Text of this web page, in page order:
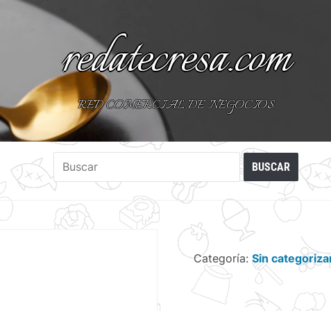
redatecresa.com
RED COMERCIAL DE NEGOCIOS
Categoría: Sin